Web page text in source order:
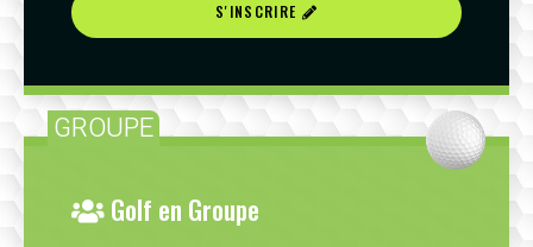
S'INSCRIRE
GROUPE
Golf en Groupe